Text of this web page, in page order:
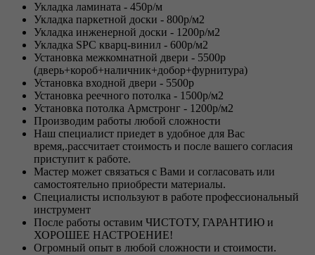
Укладка ламината - 450р/м
Укладка паркетной доски - 800р/м2
Укладка инженерной доски - 1200р/м2
Укладка SPC кварц-винил - 600р/м2
Установка межкомнатной двери - 5500р
(дверь+короб+наличник+добор+фурнитура)
Установка входной двери - 5500р
Установка реечного потолка - 1500р/м2
Установка потолка Армстронг - 1200р/м2
Производим работы любой сложности
Наш специалист приедет в удобное для Вас
время,.рассчитает стоимость и после вашего согласия
приступит к работе.
Мастер может связаться с Вами и согласовать или
самостоятельно приобрести материалы.
Специалисты используют в работе профессиональный
инструмент
После работы оставим ЧИСТОТУ, ГАРАНТИЮ и
ХОРОШЕЕ НАСТРОЕНИЕ!
Огромный опыт в любой сложности и стоимости.